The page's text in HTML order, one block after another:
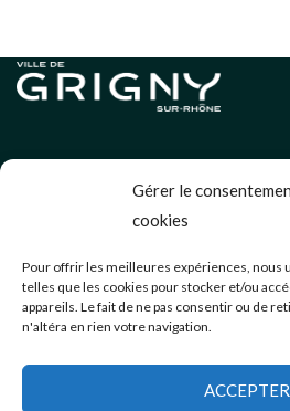
Gérer le
cookies
Pour offrir les meilleures expériences, nous
telles que les cookies pour stocker et/ou
appareils. Le fait de ne pas consentir ou de
n'altéra en rien votre navigation.
ACCEPTER
Politique de cookies (UE)
Éditions précédentes
04 72 49 52 49